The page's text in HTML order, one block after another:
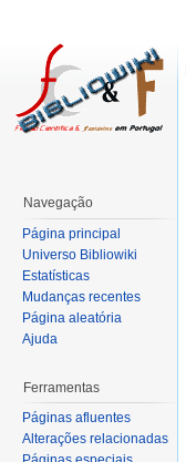
Navegação
Página principal
Universo Bibliowiki
Estatísticas
Mudanças recentes
Página aleatória
Ajuda
Ferramentas
Páginas afluentes
Alterações relacionadas